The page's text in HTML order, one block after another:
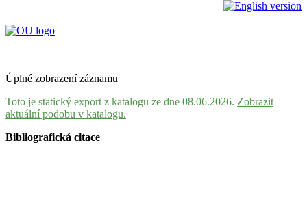
Úplné zobrazení záznamu
Toto je statický export z katalogu ze dne 08.06.2026. Zobrazit
aktuální podobu v katalogu.
Bibliografická citace